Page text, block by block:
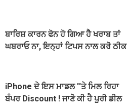
ਬਾਰਿਸ਼ ਕਾਰਨ ਫੋਨ ਹੋ ਗਿਆ ਹੈ ਖਰਾਬ ਤਾਂ
ਘਬਰਾਓ ਨਾ, ਇਨ੍ਹਾਂ ਟਿਪਸ ਨਾਲ ਕਰੋ ਠੀਕ
iPhone ਦੇ ਇਸ ਮਾਡਲ ''ਤੇ ਮਿਲ ਰਿਹਾ
ਬੰਪਰ Discount ! ਜਾਣੋ ਕੀ ਹੈ ਪੂਰੀ ਡੀਲ